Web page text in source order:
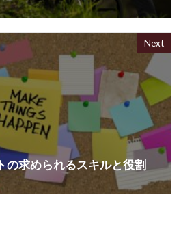
Next
の求められるスキルと役割